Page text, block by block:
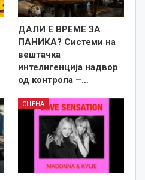
ДАЛИ Е ВРЕМЕ ЗА
ПАНИКА? Системи на
вештачка
интелигенција надвор
од контрола –…
СЦЕНА